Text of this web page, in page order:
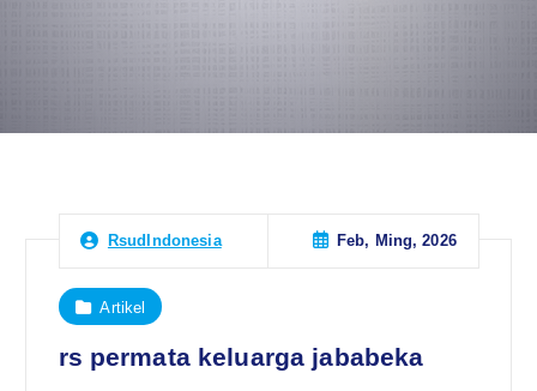
RsudIndonesia Feb, Ming, 2026
Artikel
rs permata keluarga jababeka